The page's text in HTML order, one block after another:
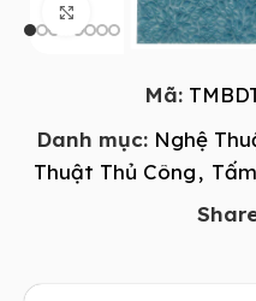
Click to enlarge
Mã:
Danh mục: Nghệ
Thuật Thủ Công,